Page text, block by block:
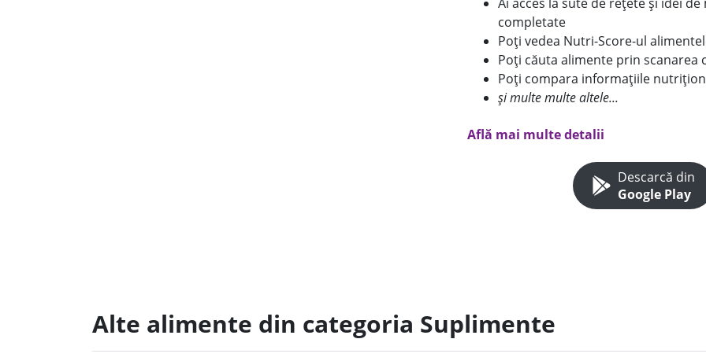
completate
Poți vedea Nutri-Score-ul
Poți căuta alimente prin scanarea
Poți compara informațiile
și multe multe altele...
Află mai multe detalii
Descarcă din
Google Play
Alte alimente din categoria Suplimente